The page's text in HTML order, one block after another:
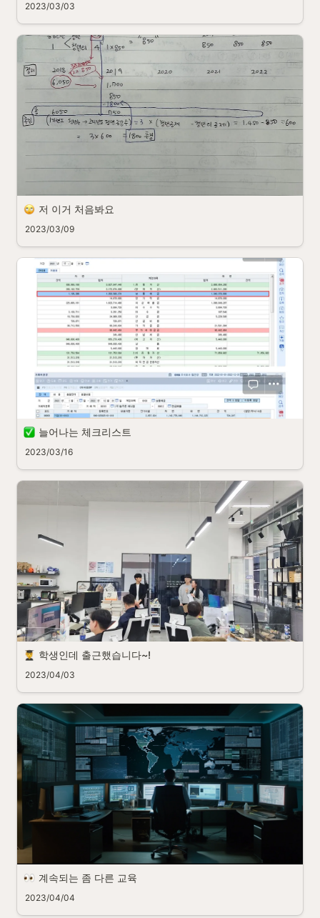
2023/03/03
저 이거 처음봐요
2023/03/09
늘어나는 체크리스트
2023/03/16
학생인데 출근했습니다~!
2023/04/03
계속되는 좀 다른 교육
2023/04/04